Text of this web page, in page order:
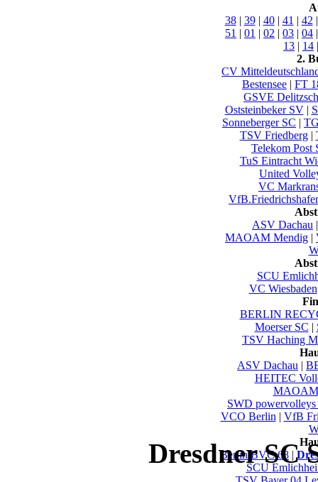
38| 39| 40| 41 | 42
51 | 01 | 02 | 03 | 04
13 | 14
2.
CV
Bestensee | FT
GSVE Delitzsch
Oststeinbeker SV|
Sonneberger SC |
TSV Friedberg|
Telekom Post
TuS Eintracht
United
VC
ASV Dachau
MAOAM Mendig |
SCU
VC Wiesbaden
BERLIN
Moerser SC |
TSV Haching
ASV Dachau |
HEITEC
SWD
VCO Berlin | VfB
Berlin BVC 68 |
SCU
Dresdner SC